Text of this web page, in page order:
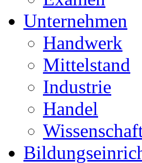
Unternehmen
Handwerk
Mittelstand
Industrie
Handel